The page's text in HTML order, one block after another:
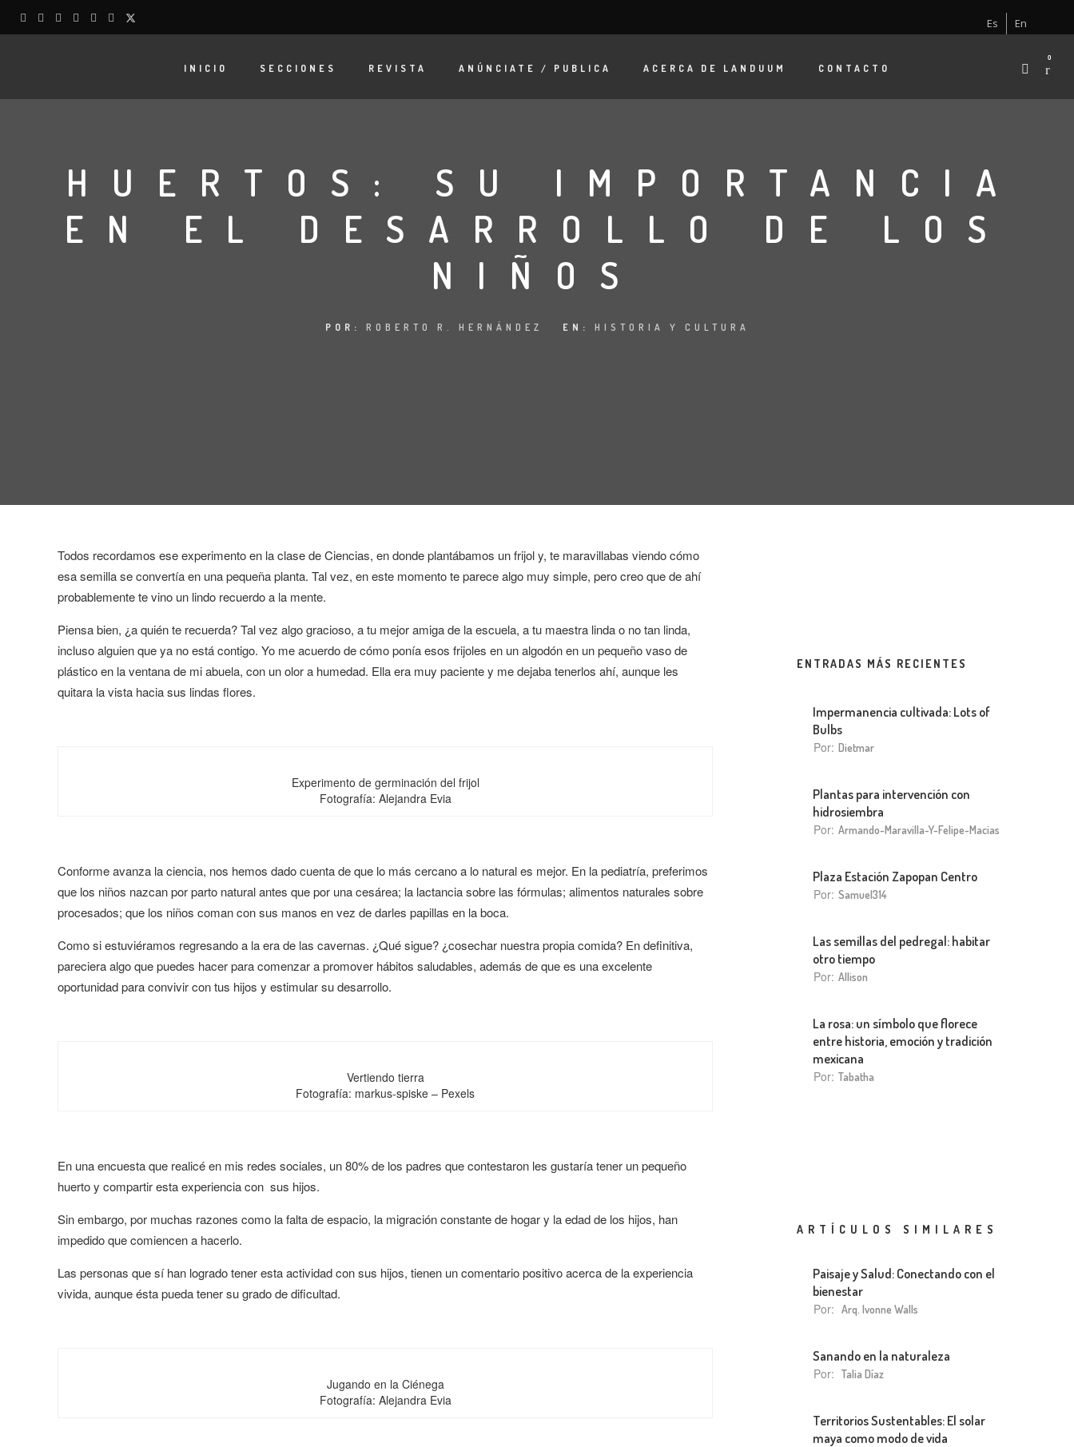
Es En
INICIO SECCIONES REVISTA ANÚNCIATE / PUBLICA ACERCA DE LANDUUM CONTACTO
0
HUERTOS: SU IMPORTANCIA
EN EL DESARROLLO DE LOS
NIÑOS
POR: ROBERTO R. HERNÁNDEZ EN: HISTORIA Y CULTURA
Todos recordamos ese experimento en la clase de Ciencias, en donde plantábamos un frijol y, te maravillabas viendo cómo
esa semilla se convertía en una pequeña planta. Tal vez, en este momento te parece algo muy simple, pero creo que de ahí
probablemente te vino un lindo recuerdo a la mente.
Piensa bien, ¿a quién te recuerda? Tal vez algo gracioso, a tu mejor amiga de la escuela, a tu maestra linda o no tan linda,
incluso alguien que ya no está contigo. Yo me acuerdo de cómo ponía esos frijoles en un algodón en un pequeño vaso de
plástico en la ventana de mi abuela, con un olor a humedad. Ella era muy paciente y me dejaba tenerlos ahí, aunque les
quitara la vista hacia sus lindas flores.
Experimento de germinación del frijol
Fotografía: Alejandra Evia
Conforme avanza la ciencia, nos hemos dado cuenta de que lo más cercano a lo natural es mejor. En la pediatría, preferimos
que los niños nazcan por parto natural antes que por una cesárea; la lactancia sobre las fórmulas; alimentos naturales sobre
procesados; que los niños coman con sus manos en vez de darles papillas en la boca.
Como si estuviéramos regresando a la era de las cavernas. ¿Qué sigue? ¿cosechar nuestra propia comida? En definitiva,
pareciera algo que puedes hacer para comenzar a promover hábitos saludables, además de que es una excelente
oportunidad para convivir con tus hijos y estimular su desarrollo.
Vertiendo tierra
Fotografía: markus-spiske – Pexels
En una encuesta que realicé en mis redes sociales, un 80% de los padres que contestaron les gustaría tener un pequeño
huerto y compartir esta experiencia con sus hijos.
Sin embargo, por muchas razones como la falta de espacio, la migración constante de hogar y la edad de los hijos, han
impedido que comiencen a hacerlo.
Las personas que sí han logrado tener esta actividad con sus hijos, tienen un comentario positivo acerca de la experiencia
vivida, aunque ésta pueda tener su grado de dificultad.
Jugando en la Ciénega
Fotografía: Alejandra Evia
ENTRADAS MÁS RECIENTES
Impermanencia cultivada: Lots of
Bulbs
Por: Dietmar
Plantas para intervención con
hidrosiembra
Por: Armando-Maravilla-Y-Felipe-Macias
Plaza Estación Zapopan Centro
Por: Samuel314
Las semillas del pedregal: habitar
otro tiempo
Por: Allison
La rosa: un símbolo que florece
entre historia, emoción y tradición
mexicana
Por: Tabatha
ARTÍCULOS SIMILARES
Paisaje y Salud: Conectando con el
bienestar
Por: Arq. Ivonne Walls
Sanando en la naturaleza
Por: Talia Díaz
Territorios Sustentables: El solar
maya como modo de vida